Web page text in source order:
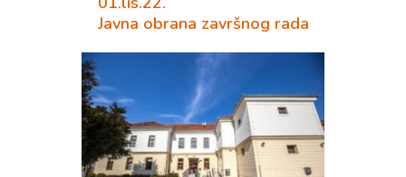
Javna obrana završnog rada